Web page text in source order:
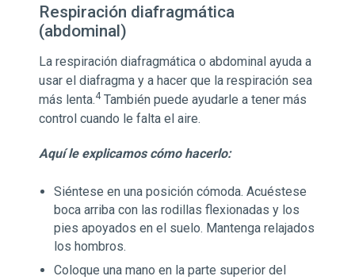
Respiración diafragmática
(abdominal)
La respiración diafragmática o abdominal ayuda a
usar el diafragma y a hacer que la respiración sea
más lenta.4También puede ayudarle a tener más
control cuando le falta el aire.
Aquí le explicamos cómo hacerlo:
Siéntese en una posición cómoda. Acuéstese
boca arriba con las rodillas flexionadas y los
pies apoyados en el suelo. Mantenga relajados
los hombros.
Coloque una mano en la parte superior del